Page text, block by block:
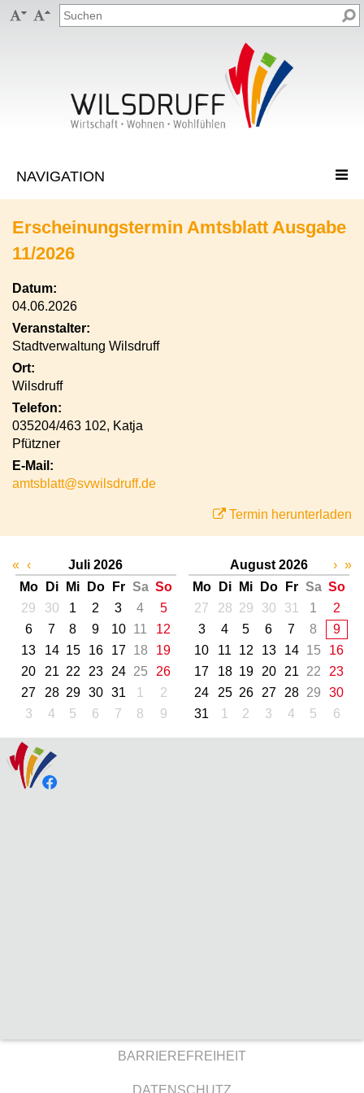
 
Erscheinungstermin Amtsblatt Ausgabe
11/2026
Datum:
04.06.2026
Veranstalter:
Stadtverwaltung Wilsdruff
Ort:
Wilsdruff
Telefon:
035204/463 102, Katja
Pfützner
E-Mail:
amtsblatt@svwilsdruff.de
Termin herunterladen
« ‹
Juli 2026
Mo
Di Mi Do Fr Sa So
29
30 1 2 3 4
5
6
7 8 9 10 11
12
13
14 15 16 17 18
19
20
21 22 23 24 25
26
27
28 29 30 31 1
2
3
4 5 6 7 8 9
August 2026
Mo
Di Mi Do Fr Sa So
27
28 29 30 31 1
2
3
4 5 6 7 8
9
10
11 12 13 14 15
16
17
18 19 20 21 22
23
24
25 26 27 28 29
30
31
1 2 3 4 5 6
› »
BARRIEREFREIHEIT
DATENSCHUTZ